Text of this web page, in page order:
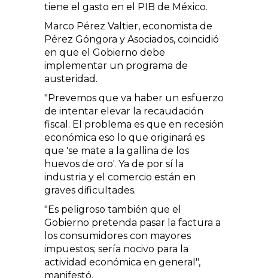
tiene el gasto en el PIB de México.
Marco Pérez Valtier, economista de
Pérez Góngora y Asociados, coincidió
en que el Gobierno debe
implementar un programa de
austeridad.
"Prevemos que va haber un esfuerzo
de intentar elevar la recaudación
fiscal. El problema es que en recesión
económica eso lo que originará es
que 'se mate a la gallina de los
huevos de oro'. Ya de por sí la
industria y el comercio están en
graves dificultades.
"Es peligroso también que el
Gobierno pretenda pasar la factura a
los consumidores con mayores
impuestos; sería nocivo para la
actividad económica en general",
manifestó.